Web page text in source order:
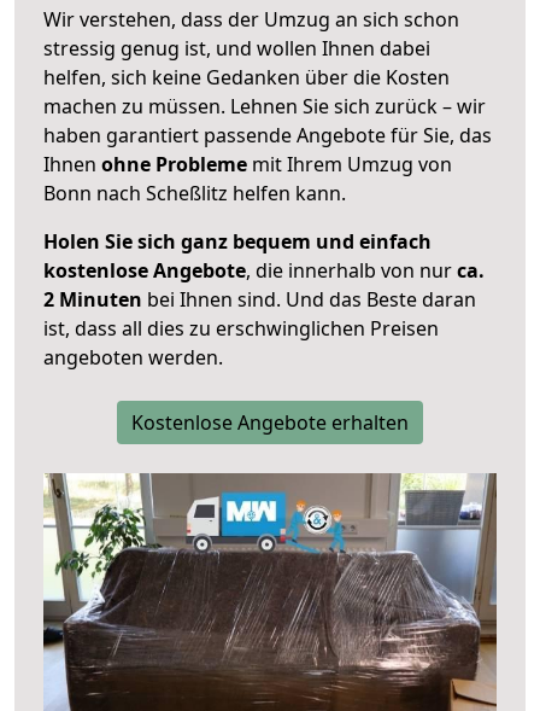
Wir verstehen, dass der Umzug an sich schon
stressig genug ist, und wollen Ihnen dabei
helfen, sich keine Gedanken über die Kosten
machen zu müssen. Lehnen Sie sich zurück – wir
haben garantiert passende Angebote für Sie, das
Ihnen ohne Probleme mit Ihrem Umzug von
Bonn nach Scheßlitz helfen kann.
Holen Sie sich ganz bequem und einfach
kostenlose Angebote, die innerhalb von nurca.
2 Minuten bei Ihnen sind. Und das Beste daran
ist, dass all dies zu erschwinglichen Preisen
angeboten werden.
Kostenlose Angebote erhalten